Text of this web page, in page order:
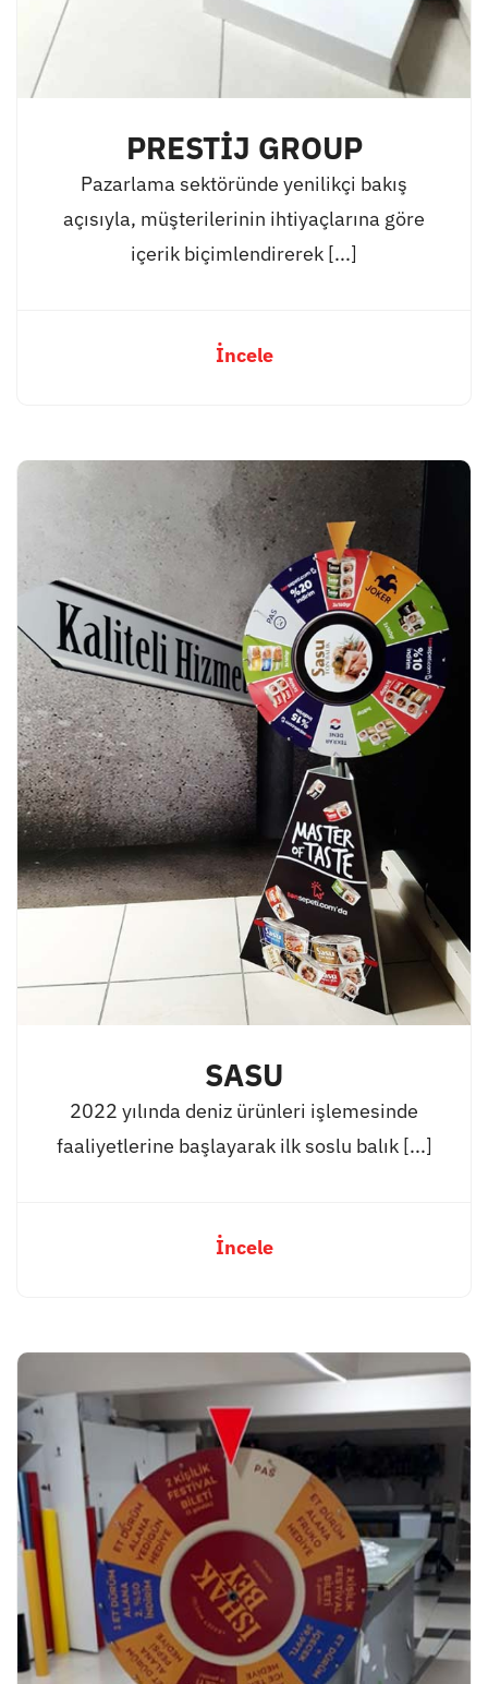
PRESTİJ GROUP
Pazarlama sektöründe yenilikçi bakış
açısıyla, müşterilerinin ihtiyaçlarına göre
içerik biçimlendirerek [...]
İncele
SASU
2022 yılında deniz ürünleri işlemesinde
faaliyetlerine başlayarak ilk soslu balık [...]
İncele